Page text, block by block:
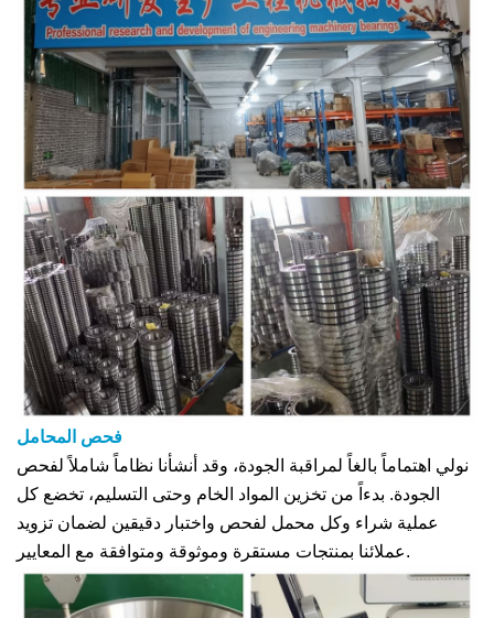
فحص المحامل
نولي اهتماماً بالغاً لمراقبة الجودة، وقد أنشأنا نظاماً شاملاً لفحص
الجودة. بدءاً من تخزين المواد الخام وحتى التسليم، تخضع كل
عملية شراء وكل محمل لفحص واختبار دقيقين لضمان تزويد
عملائنا بمنتجات مستقرة وموثوقة ومتوافقة مع المعايير.